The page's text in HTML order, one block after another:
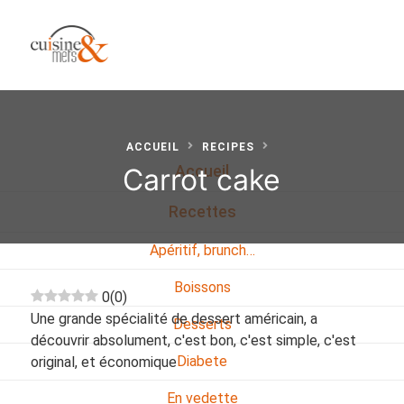
Accueil
Recettes
Apéritif, brunch…
Boissons
Desserts
Diabete
En vedette
ACCUEIL RECIPES
Carrot cake
0(0)
Une grande spécialité de dessert américain, a
découvrir absolument, c'est bon, c'est simple, c'est
original, et économique